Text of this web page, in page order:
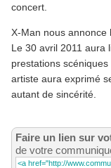
concert.
X-Man nous annonce
Le 30 avril 2011 aura
prestations
artiste aura exprimé
autant de sincérité.
Faire un lien sur
de votre